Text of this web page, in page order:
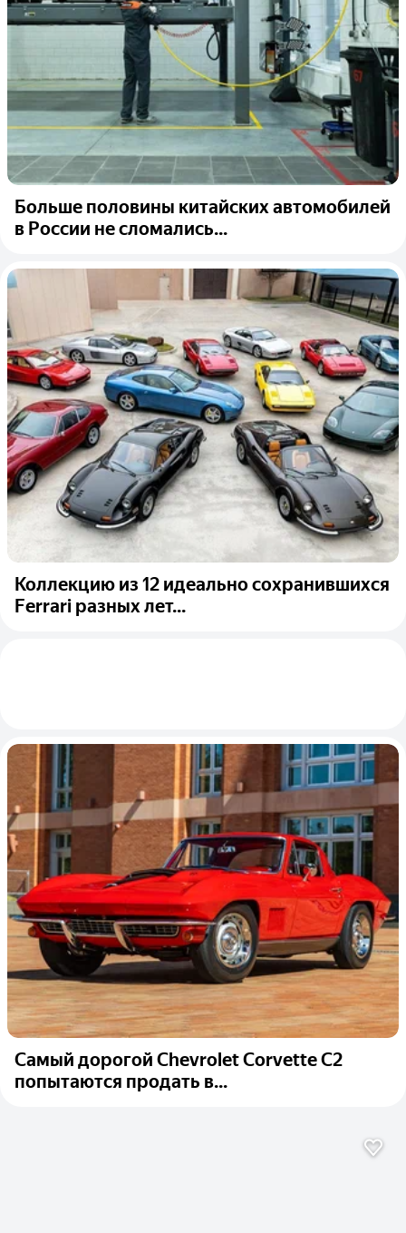
Больше половины китайских автомобилей
в России не сломались...
Коллекцию из 12 идеально сохранившихся
Ferrari разных лет...
Самый дорогой Chevrolet Corvette C2
попытаются продать в...